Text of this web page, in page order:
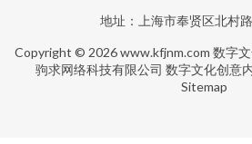
地址：上海市奉贤区北村
Copyright © 2026www.kfjnm.com 数字
驹求网络科技有限公司 数字文化创意
Sitemap